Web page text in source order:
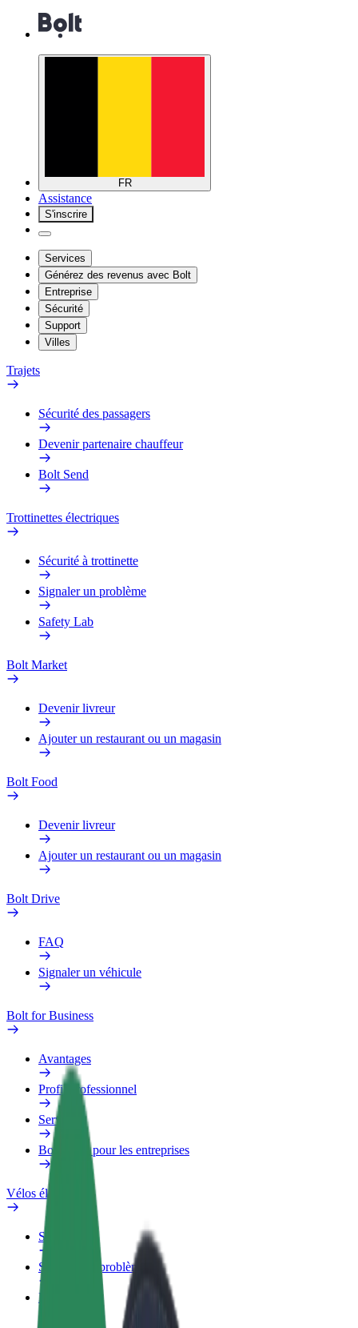
FR
Assistance
S'inscrire
Services
Générez des revenus avec Bolt
Entreprise
Sécurité
Support
Villes
Trajets
Sécurité des passagers
Devenir partenaire chauffeur
Bolt Send
Trottinettes électriques
Sécurité à trottinette
Signaler un problème
Safety Lab
Bolt Market
Devenir livreur
Ajouter un restaurant ou un magasin
Bolt Food
Devenir livreur
Ajouter un restaurant ou un magasin
Bolt Drive
FAQ
Signaler un véhicule
Bolt for Business
Avantages
Profil professionnel
Services
Bolt Food pour les entreprises
Vélos électriques
Safety Lab
Signaler un problème
FAQ